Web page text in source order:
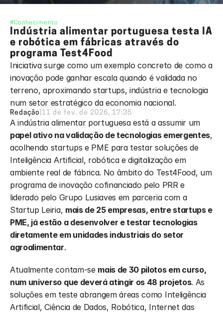
#Conhecimento
Indústria alimentar portuguesa testa IA
e robótica em fábricas através do
programa Test4Food
Iniciativa surge como um exemplo concreto de como a
inovação pode ganhar escala quando é validada no
terreno, aproximando startups, indústria e tecnologia
num setor estratégico da economia nacional.
Redação 11 de fev. de 2026, 17:35
papel ativo na validação de tecnologias emergentes,
acolhendo startups e PME para testar soluções de
Inteligência Artificial, robótica e digitalização em
ambiente real de fábrica. No âmbito do Test4Food, um
programa de inovação cofinanciado pelo PRR e
liderado pelo Grupo Lusiaves em parceria com a
Startup Leiria, mais de 25 empresas, entre startups e
PME, já estão a desenvolver e testar tecnologias
diretamente em unidades industriais do setor
agroalimentar.
Atualmente contam-se mais de 30 pilotos em curso,
num universo que deverá atingir os 48 projetos. As
soluções em teste abrangem áreas como Inteligência
Artificial, Ciência de Dados, Robótica, Internet das